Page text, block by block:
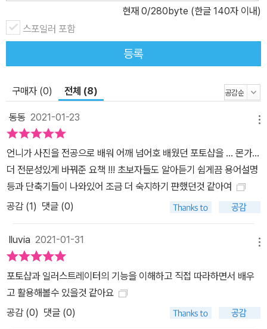
핵심 기능 이론과 실습 위주로 구성되어 있습니다. 누구나 쉽게 기초
를 다질 수 있도록 필수 기능을 친절하게 설명하며, 활용 가능한 실무
예제를 통해 제대로 배워 바로 활용할 수 있게 도와줍니다. 효율적인
학습을 위해 네이버 지식iN, 실무 카페, 블로그 등에서 가장 많이 검
며, 사용자의 편의를 위해 학습 시 원하는 기능을 쉽게 찾아볼 수 있는
였습니다. 포토샵&일러스트레이터를 처음 배우시는 분, 유튜브로 강
의를 보긴했지만 잘 모르겠는 분, 포토샵과 일러스트레이터를 다룰
수 있지만 실제 활용을 잘 못하시는 분, ‘무작정 따라하기’가 도와드리
겠습니다.
현재 0/280byte (한글 140자 이내)
스포일러 포함
등록
구매자 (0) 전체 (8)
동동 2021-01-23
언니가 사진을 전공으로 배워 어깨 넘어호 배웠던 포토샵을 ... 몬가...
더 전문성있게 바꿔준 요책 !!! 초보자들도 알아듣기 쉽게끔 용어설명
등과 단축기들이 나와있어 조금 더 숙지하기 퍈했던것 같아여
공감 (1) 댓글 (0)
lluvia 2021-01-31
포토샵과 일러스트레이터의 기능을 이해하고 직접 따라하면서 배우
고 활용해볼수 있을것 같아요
공감 (0) 댓글 (0)